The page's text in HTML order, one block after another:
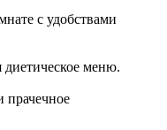
с удобствами
диетическое меню.
прачечное